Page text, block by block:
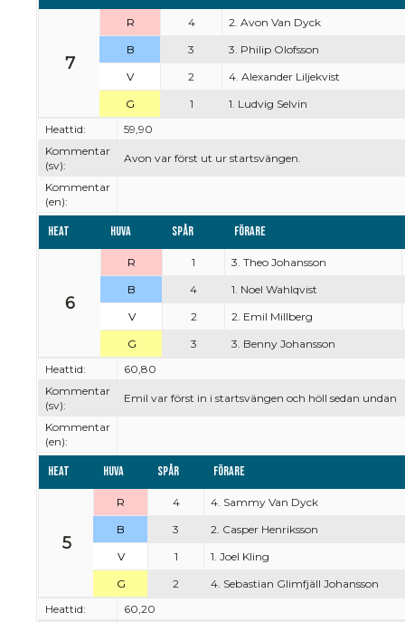
7
R 4
2. Avon Van Dyck
B
3
3. Philip Olofsson
V
2
4. Alexander Liljekvist
G
1
1. Ludvig Selvin
Heattid:
59,90
Kommentar
(sv):
Avon var först ut ur startsvängen.
Kommentar
(en):
Heat Huva Spår Förare
6
R 1
3. Theo Johansson
B
4
1. Noel Wahlqvist
V
2
2. Emil Millberg
G
3
3. Benny Johansson
Heattid:
60,80
Kommentar
(sv):
Emil var först in i startsvängen och höll sedan undan
Kommentar
(en):
Heat Huva Spår Förare
5
R 4
4. Sammy Van Dyck
B
3
2. Casper Henriksson
V
1
1. Joel Kling
G
2
4. Sebastian Glimfjäll Johansson
Heattid:
60,20